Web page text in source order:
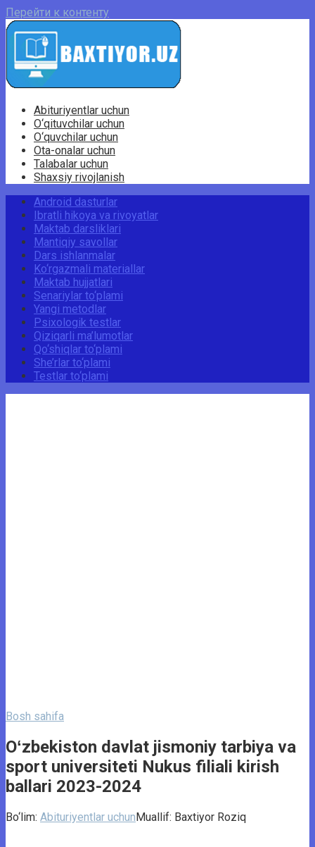
Перейти к контенту
Abituriyentlar uchun
O‘qituvchilar uchun
O‘quvchilar uchun
Ota-onalar uchun
Talabalar uchun
Shaxsiy rivojlanish
Android dasturlar
Ibratli hikoya va rivoyatlar
Maktab darsliklari
Mantiqiy savollar
Dars ishlanmalar
Ko‘rgazmali materiallar
Maktab hujjatlari
Senariylar to‘plami
Yangi metodlar
Psixologik testlar
Qiziqarli ma’lumotlar
Qo‘shiqlar to‘plami
She’rlar to‘plami
Testlar to‘plami
Bosh sahifa
Oʻzbekiston davlat jismoniy tarbiya va
sport universiteti Nukus filiali kirish
ballari 2023-2024
Bo‘lim: Abituriyentlar uchunMuallif: Baxtiyor Roziq